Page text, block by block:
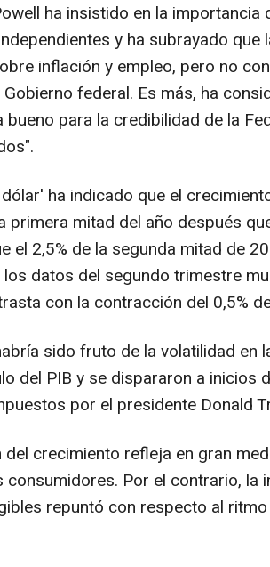
ha insistido en la importancia
y ha subrayado que
inflación y empleo, pero no
federal. Es más, ha
bueno para la credibilidad de la
ha indicado que el
primera mitad del año después
el 2,5% de la segunda mitad de
datos del segundo trimestre
con la contracción del 0,5%
sido fruto de la volatilidad en
del PIB y se dispararon a inicios
por el presidente Donald
crecimiento refleja en gran
consumidores. Por el contrario, la
repuntó con respecto al